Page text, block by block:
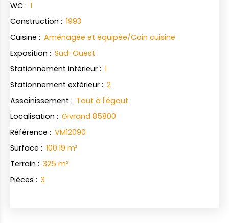
WC : 1
Construction : 1993
Cuisine : Aménagée et équipée/Coin cuisine
Exposition : Sud-Ouest
Stationnement intérieur : 1
Stationnement extérieur : 2
Assainissement : Tout à l'égout
Localisation : Givrand 85800
Référence : VM12090
Surface : 100.19 m²
Terrain : 325 m²
Pièces : 3